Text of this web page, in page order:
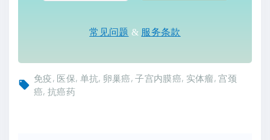
常见问题 & 服务条款
免疫 医保 单抗 卵巢癌 子宫内膜癌 实体瘤 宫颈
癌 抗癌药